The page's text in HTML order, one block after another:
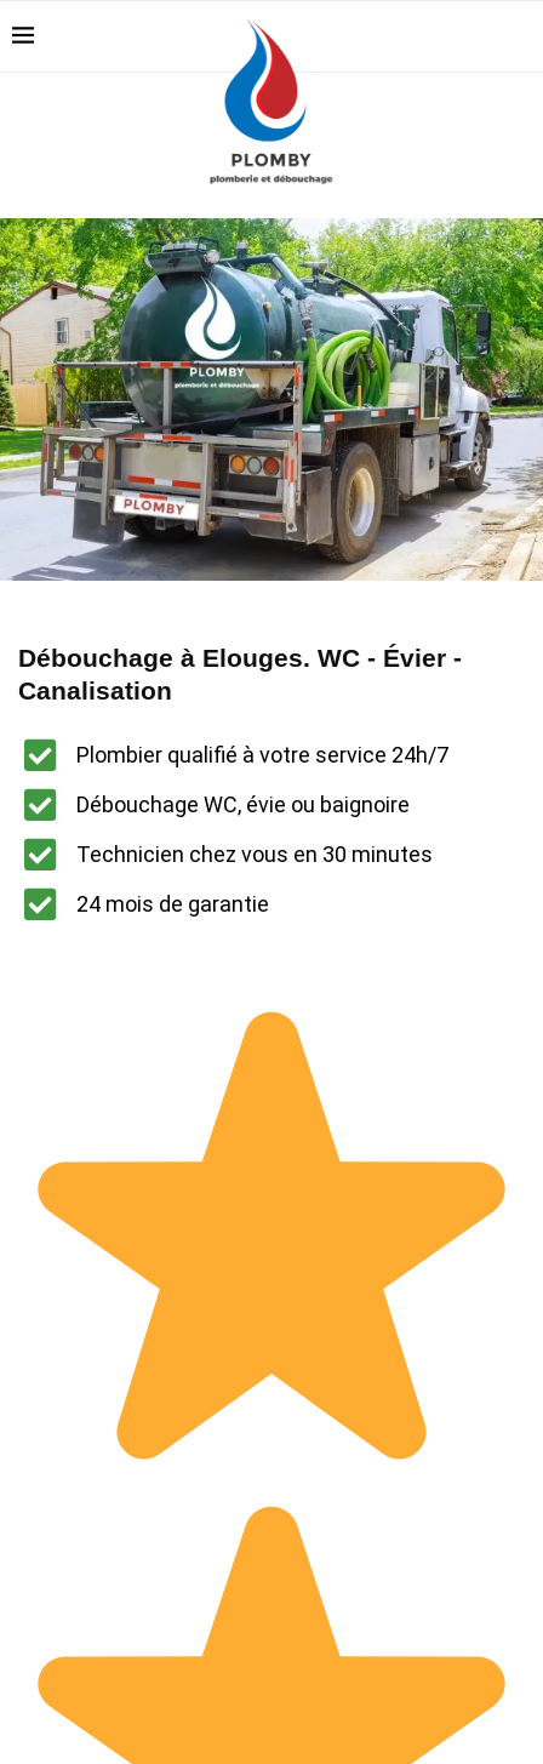
Débouchage à Elouges. WC - Évier -
Canalisation
Plombier qualifié à votre service 24h/7
Débouchage WC, évie ou baignoire
Technicien chez vous en 30 minutes
24 mois de garantie